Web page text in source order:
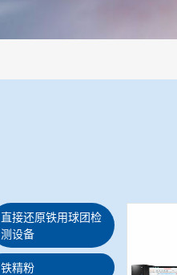
直接还原铁用球团检
测设备
铁精粉